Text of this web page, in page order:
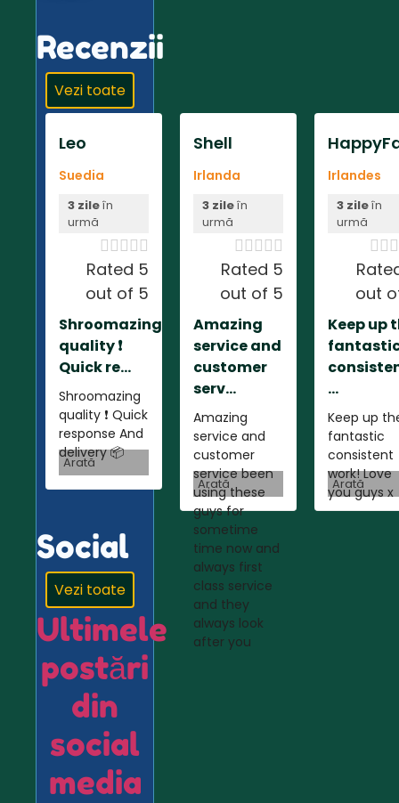
Recenzii
Vezi toate
Leo
Suedia
3 zileîn
urmă

Rated 5
out of 5
Shroomazing
quality ❗️
Quick re...
Shroomazing
quality ❗️ Quick
response And
delivery 📦
Arată
Shell
Irlanda
3 zileîn
urmă

Rated 5
out of 5
Amazing
service and
customer
serv...
Amazing
service and
customer
service been
using these
guys for
sometime
time now and
always first
class service
and they
always look
after you
Arată
Irlandes
3 zileîn
urmă

out
Keep up
...
Keep up
fantastic
consistent
work! Love
you guys x
Arată
Social
Vezi toate
Ultimele
postări
din
social
media